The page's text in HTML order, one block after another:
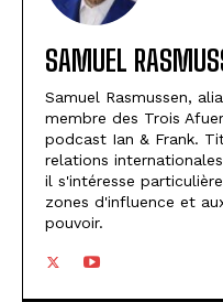
SAMUEL
Samuel Rasmussen,
membre des Trois
podcast Ian & Frank.
relations
il s'intéresse
zones d'influence et
pouvoir.